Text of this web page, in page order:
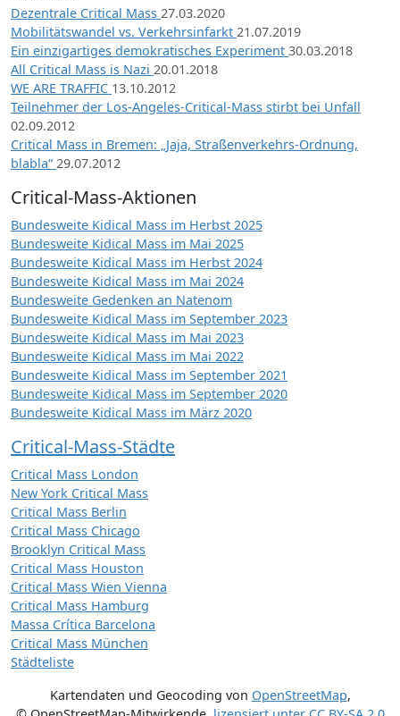
Dezentrale Critical Mass 27.03.2020
Mobilitätswandel vs. Verkehrsinfarkt 21.07.2019
Ein einzigartiges demokratisches Experiment 30.03.2018
All Critical Mass is Nazi 20.01.2018
WE ARE TRAFFIC 13.10.2012
Teilnehmer der Los-Angeles-Critical-Mass stirbt bei Unfall
02.09.2012
Critical Mass in Bremen: „Jaja, Straßenverkehrs-Ordnung,
blabla“ 29.07.2012
Critical-Mass-Aktionen
Bundesweite Kidical Mass im Herbst 2025
Bundesweite Kidical Mass im Mai 2025
Bundesweite Kidical Mass im Herbst 2024
Bundesweite Kidical Mass im Mai 2024
Bundesweite Gedenken an Natenom
Bundesweite Kidical Mass im September 2023
Bundesweite Kidical Mass im Mai 2023
Bundesweite Kidical Mass im Mai 2022
Bundesweite Kidical Mass im September 2021
Bundesweite Kidical Mass im September 2020
Bundesweite Kidical Mass im März 2020
Critical-Mass-Städte
Critical Mass London
New York Critical Mass
Critical Mass Berlin
Critical Mass Chicago
Brooklyn Critical Mass
Critical Mass Houston
Critical Mass Wien Vienna
Critical Mass Hamburg
Massa Crítica Barcelona
Critical Mass München
Städteliste
Kartendaten und Geocoding von OpenStreetMap,